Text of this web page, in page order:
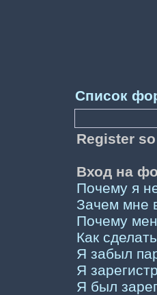
Список
Register
Вход на
Почему я
Зачем мне
Почему
Как
Я забыл
Я
Я был